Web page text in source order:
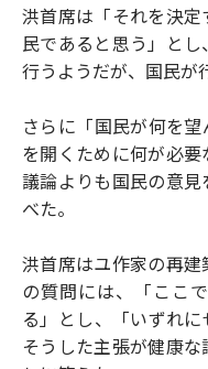
洪首席は「それを決
民であると思う」と
行うようだが、国民が
さらに「国民が何を
を開くために何が必
議論よりも国民の意
べた。
洪首席はユ作家の再
の質問には、「ここ
る」とし、「いずれに
そうした主張が健康